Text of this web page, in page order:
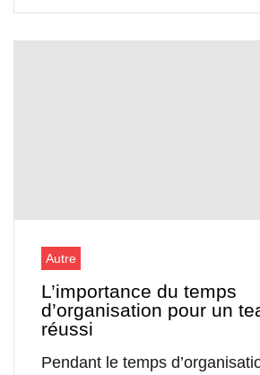
Autre
L’importance du temps
d’organisation pour un
réussi
Pendant le temps